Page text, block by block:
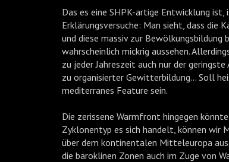
Das es eine SHPK-artige Entwicklung ist,
Erklärungsversuche: Man sieht, dass
und diese massiv zur Bewölkungsbildung
wahrscheinlich mickrig aussehen.
zu jeder Jahreszeit auch nur der
zu organisierter Gewitterbildung... Soll
mediterranes Feature sein.
Die zerissene Warmfront hingegen
Zyklonentyp es sich handelt, können wir
über dem kontinentalen Mitteleuropa
die baroklinen Zonen auch im Zuge von